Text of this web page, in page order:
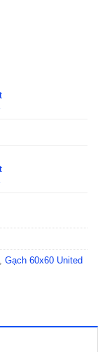
Gạch 60x60 United